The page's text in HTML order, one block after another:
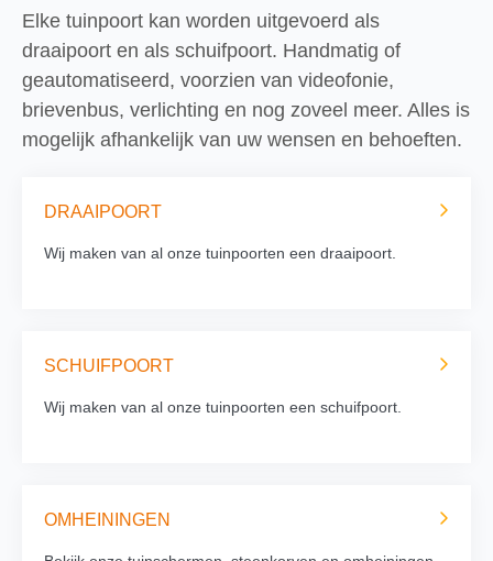
Elke tuinpoort kan worden uitgevoerd als
draaipoort en als schuifpoort. Handmatig of
geautomatiseerd, voorzien van videofonie,
brievenbus, verlichting en nog zoveel meer. Alles is
mogelijk afhankelijk van uw wensen en behoeften.
DRAAIPOORT
Wij maken van al onze tuinpoorten een draaipoort.
SCHUIFPOORT
Wij maken van al onze tuinpoorten een schuifpoort.
OMHEININGEN